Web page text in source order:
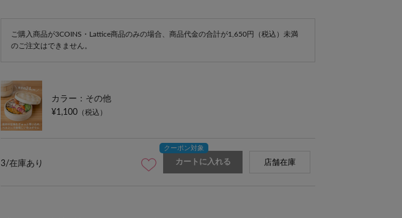
ご購入商品が3COINS・Lattice商品のみの場合、商品代金の合計が1,650円（税込）未満
のご注文はできません。
カラー：その他
¥1,100 （税込）
3/在庫あり カートに入れる 店舗在庫